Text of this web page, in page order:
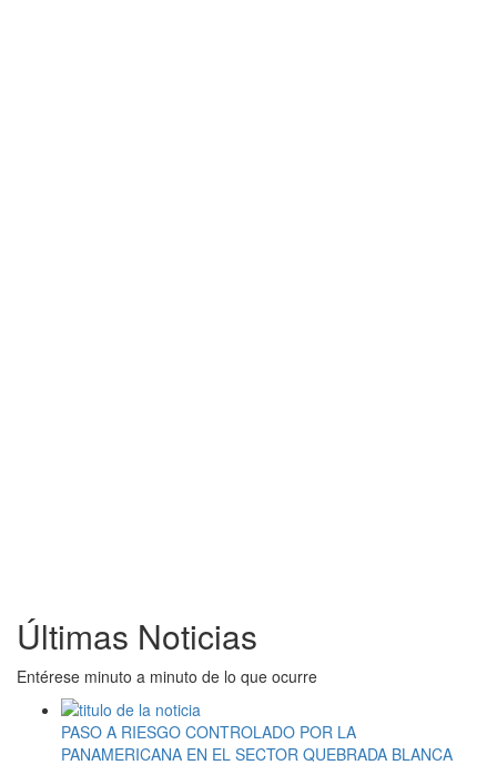
Últimas Noticias
Entérese minuto a minuto de lo que ocurre
PASO A RIESGO CONTROLADO POR LA
PANAMERICANA EN EL SECTOR QUEBRADA BLANCA